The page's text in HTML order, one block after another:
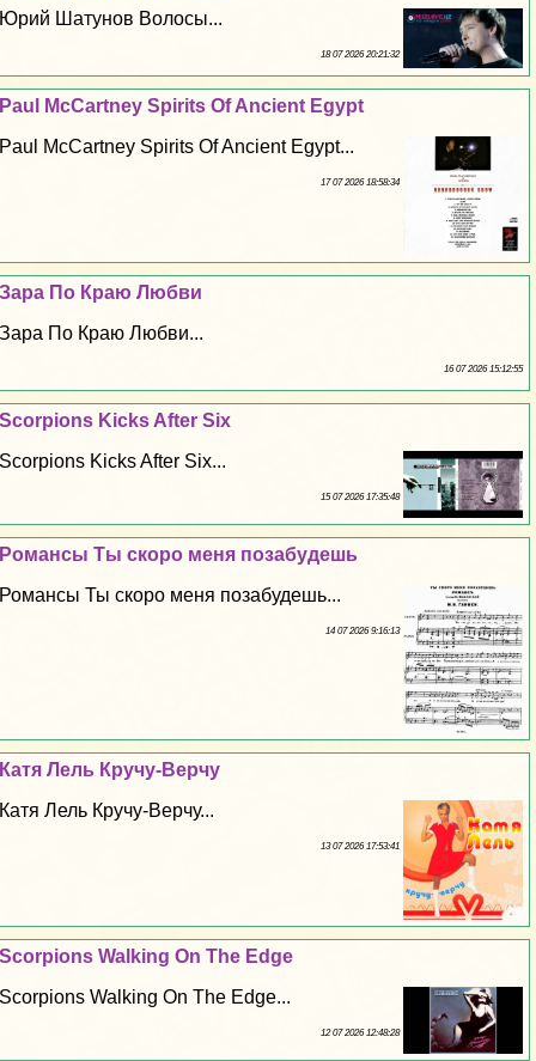
Юрий Шатунов Волосы...
18 07 2026 20:21:32
Paul McCartney Spirits Of Ancient Egypt
Paul McCartney Spirits Of Ancient Egypt...
17 07 2026 18:58:34
Зара По Краю Любви
Зара По Краю Любви...
16 07 2026 15:12:55
Scorpions Kicks After Six
Scorpions Kicks After Six...
15 07 2026 17:35:48
Романсы Ты скоро меня позабудешь
Романсы Ты скоро меня позабудешь...
14 07 2026 9:16:13
Катя Лель Кручу-Верчу
Катя Лель Кручу-Верчу...
13 07 2026 17:53:41
Scorpions Walking On The Edge
Scorpions Walking On The Edge...
12 07 2026 12:48:28